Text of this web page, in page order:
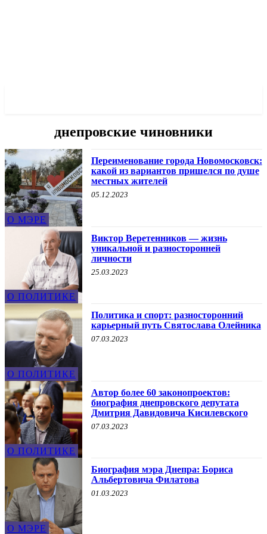
днепровские чиновники
О МЭРЕ
Переименование города Новомосковск:
какой из вариантов пришелся по душе
местных жителей
05.12.2023
О ПОЛИТИКЕ
Виктор Веретенников — жизнь
уникальной и разносторонней
личности
25.03.2023
О ПОЛИТИКЕ
Политика и спорт: разносторонний
карьерный путь Святослава Олейника
07.03.2023
О ПОЛИТИКЕ
Автор более 60 законопроектов:
биография днепровского депутата
Дмитрия Давидовича Кисилевского
07.03.2023
О МЭРЕ
Биография мэра Днепра: Бориса
Альбертовича Филатова
01.03.2023